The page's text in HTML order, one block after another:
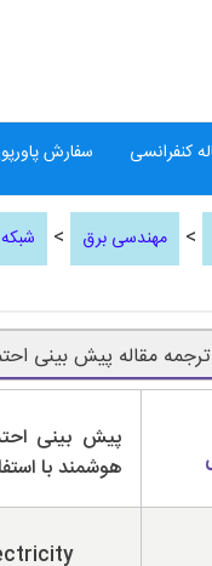
کنفرانسی سفارش
> مهندسی برق >
ترجمه مقاله پیش بینی
پیش بینی
هوشمند با